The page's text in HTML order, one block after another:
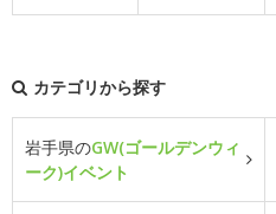
カテゴリから探す
岩手県のGW(ゴールデンウィ
ーク)イベント